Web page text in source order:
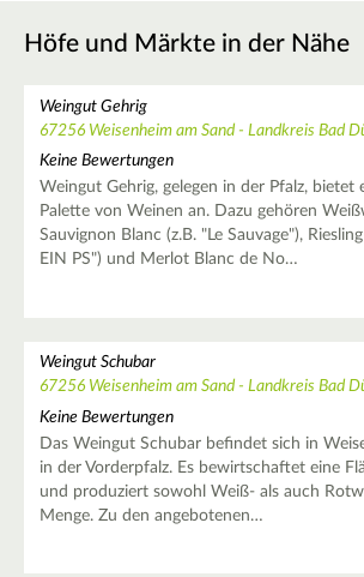
Höfe und Märkte in der Nähe
Weingut Gehrig
67256 Weisenheim am Sand - Landkreis Bad
Keine Bewertungen
Weingut Gehrig, gelegen in der Pfalz, bietet
Palette von Weinen an. Dazu gehören
Sauvignon Blanc (z.B. "Le Sauvage"),
EIN PS") und Merlot Blanc de No…
Weingut Schubar
67256 Weisenheim am Sand - Landkreis Bad
Keine Bewertungen
Das Weingut Schubar befindet sich in
in der Vorderpfalz. Es bewirtschaftet eine
und produziert sowohl Weiß- als auch
Menge. Zu den angebotenen…